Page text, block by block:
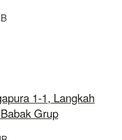
1-1, Langkah
Grup